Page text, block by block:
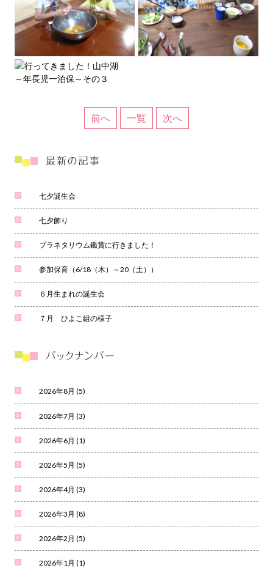
前へ 一覧 次へ
七夕誕生会
七夕飾り
プラネタリウム鑑賞に行きました！
参加保育（6/18（木）～20（土））
６月生まれの誕生会
７月 ひよこ組の様子
2026年8月 (5)
2026年7月 (3)
2026年6月 (1)
2026年5月 (5)
2026年4月 (3)
2026年3月 (8)
2026年2月 (5)
2026年1月 (1)